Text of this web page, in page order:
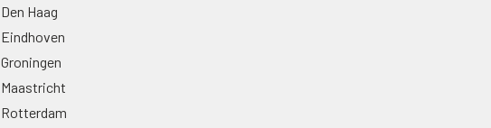
Den Haag
Eindhoven
Groningen
Maastricht
Rotterdam